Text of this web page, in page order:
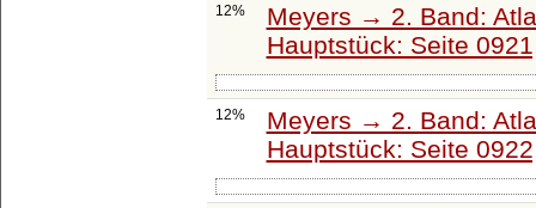
12%
Meyers → 2. Band:
Hauptstück: Seite
12%
Meyers → 2. Band:
Hauptstück: Seite